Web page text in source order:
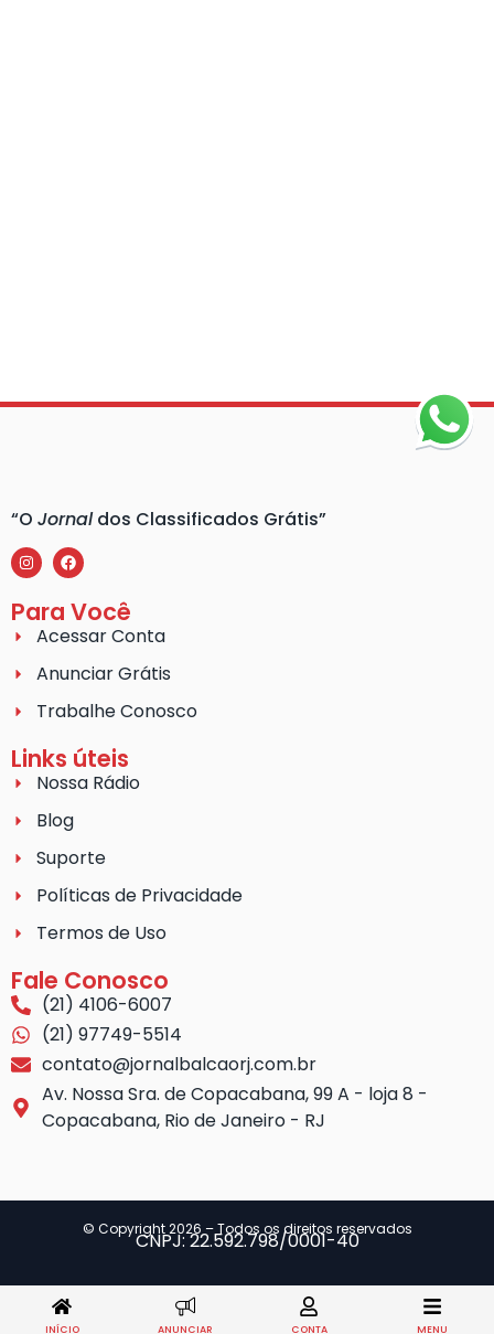
“O Jornaldos Classificados Grátis”
Para Você
Acessar Conta
Anunciar Grátis
Trabalhe Conosco
Links úteis
Nossa Rádio
Blog
Suporte
Políticas de Privacidade
Termos de Uso
Fale Conosco
(21) 4106-6007
(21) 97749-5514
contato@jornalbalcaorj.com.br
Av. Nossa Sra. de Copacabana, 99 A - loja 8 -
Copacabana, Rio de Janeiro - RJ
© Copyright 2026 – Todos os direitos reservados
CNPJ: 22.592.798/0001-40
INÍCIO ANUNCIAR CONTA MENU